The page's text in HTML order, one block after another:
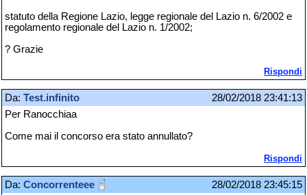
statuto della Regione Lazio, legge regionale del Lazio n. 6/2002 e
regolamento regionale del Lazio n. 1/2002;
? Grazie
Rispondi
Da: Test.infinito
28/02/2018 23:41:13
Per Ranocchiaa
Come mai il concorso era stato annullato?
Rispondi
Da: Concorrenteee
28/02/2018 23:45:15